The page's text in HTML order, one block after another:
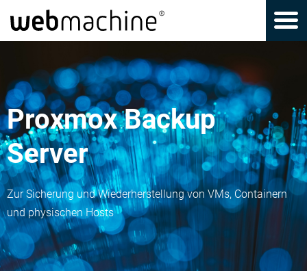
Proxmox Backup
Server
Zur Sicherung und Wiederherstellung von VMs, Containern
und physischen Hosts